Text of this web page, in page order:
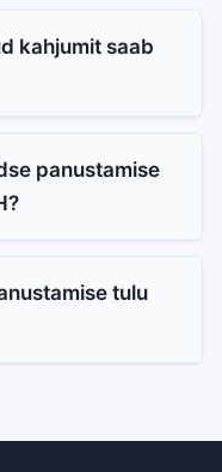
kahjumit saab
panustamise
tulu